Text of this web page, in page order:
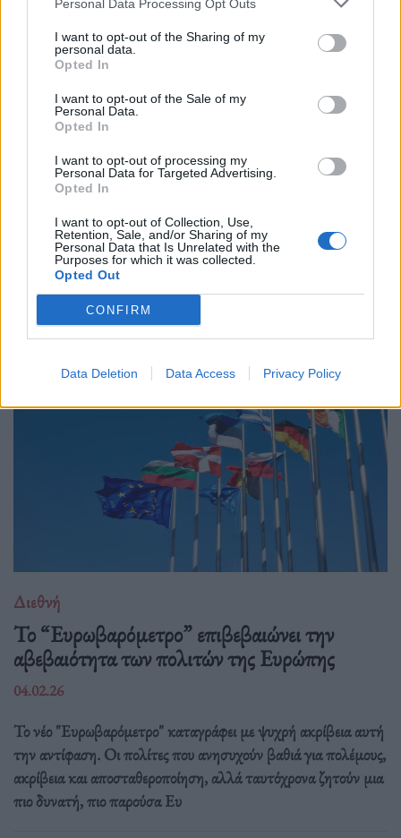
Personal Data Processing Opt Outs
I want to opt-out of the Sharing of my
personal data.
Opted In
I want to opt-out of the Sale of my
Personal Data.
Opted In
I want to opt-out of processing my
Personal Data for Targeted Advertising.
Opted In
I want to opt-out of Collection, Use,
Retention, Sale, and/or Sharing of my
Personal Data that Is Unrelated with the
Purposes for which it was collected.
Opted Out
CONFIRM
Data Deletion Data Access Privacy Policy
Διεθνή
Ο Πάπας Λέων ΙΔ’ και η εγκύκλιος για την
Τεχνητή Νοημοσύνη, τη δημοκρατία και τη
συγκέντρωση ισχύος
02.06.26
Στην πρώτη του εγκύκλιο "Magnifica Humanitas", ο Πάπας
Λέων ΙΔ’ χρησιμοποιεί την ΤΝ ως αφετηρία για να
καταγγείλει την ανισότητα, τον πόλεμο, τη διάβρωση της
δημοκρατίας και τη συγκέντρωση εξουσίας σε
Διεθνή
Το “Ευρωβαρόμετρο” επιβεβαιώνει την
αβεβαιότητα των πολιτών της Ευρώπης
04.02.26
Το νέο "Ευρωβαρόμετρο" καταγράφει με ψυχρή ακρίβεια αυτή
την αντίφαση. Oι πολίτες που ανησυχούν βαθιά για πολέμους,
ακρίβεια και αποσταθεροποίηση, αλλά ταυτόχρονα ζητούν μια
πιο δυνατή, πιο παρούσα Ευ